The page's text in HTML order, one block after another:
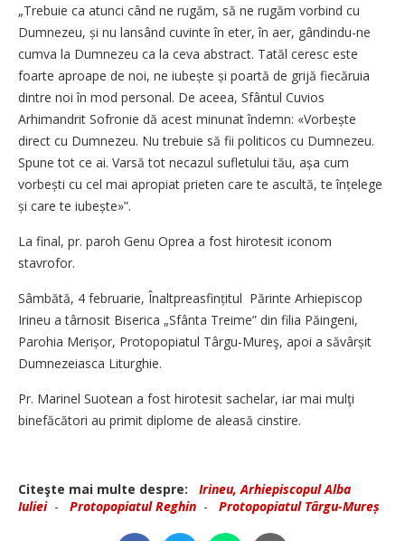
„Trebuie ca atunci când ne rugăm, să ne rugăm vorbind cu
Dumnezeu, și nu lansând cuvinte în eter, în aer, gândindu-ne
cumva la Dumnezeu ca la ceva abstract. Tatăl ceresc este
foarte aproape de noi, ne iubește și poartă de grijă fiecăruia
dintre noi în mod personal. De aceea, Sfântul Cuvios
Arhimandrit Sofronie dă acest minunat îndemn: «Vorbește
direct cu Dumnezeu. Nu trebuie să fii politicos cu Dumnezeu.
Spune tot ce ai. Varsă tot necazul sufletului tău, așa cum
vorbești cu cel mai apropiat prieten care te ascultă, te înțelege
și care te iubește»”.
La final, pr. paroh Genu Oprea a fost hirotesit iconom
stavrofor.
Sâmbătă, 4 februarie, Înaltprea­sfințitul Părinte Arhiepiscop
Irineu a târnosit Biserica „Sfânta Treime” din filia Păingeni,
Parohia Merișor, Protopopiatul Târgu-Mureş, apoi a săvârșit
Dumnezeiasca Liturghie.
Pr. Marinel Suotean a fost hirotesit sachelar, iar mai mulţi
binefăcători au primit diplome de aleasă cinstire.
Citeşte mai multe despre:
Irineu, Arhiepiscopul Alba
Iuliei- Protopopiatul Reghin - Protopopiatul Târgu-Mureș